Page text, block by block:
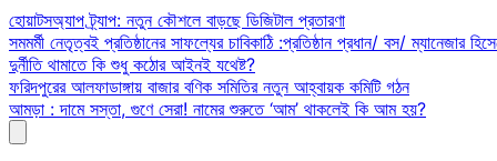
Skip
to
content
হোয়াটসঅ্যাপ ট্র্যাপ: নতুন কৌশলে বাড়ছে ডিজিটাল প্রতারণা
সমমর্মী নেতৃত্বই প্রতিষ্ঠানের সাফল্যের চাবিকাঠি :প্রতিষ্ঠান প্রধান/ বস/ ম্যানেজার
দুর্নীতি থামাতে কি শুধু কঠোর আইনই যথেষ্ট?
ফরিদপুরের আলফাডাঙ্গায় বাজার বণিক সমিতির নতুন আহ্বায়ক কমিটি গঠন
আমড়া : দামে সস্তা, গুণে সেরা! নামের শুরুতে ‘আম’ থাকলেই কি আম হয়?